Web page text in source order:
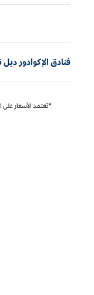
فنادق الإكوادور
*تعتمد الأسعار على التوفر الحالي خلال الـ30 يومًا القادمة وهي